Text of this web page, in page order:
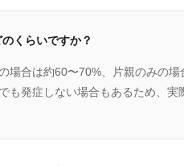
くらいですか？
場合は約60〜70%、片親のみの
も発症しない場合もあるため、